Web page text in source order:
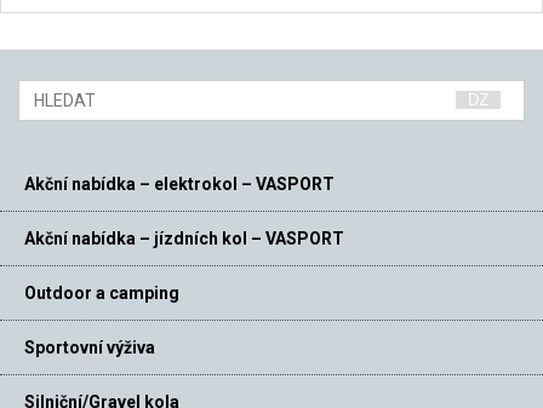
Akční nabídka – elektrokol – VASPORT
Akční nabídka – jízdních kol – VASPORT
Outdoor a camping
Sportovní výživa
Silniční/Gravel kola